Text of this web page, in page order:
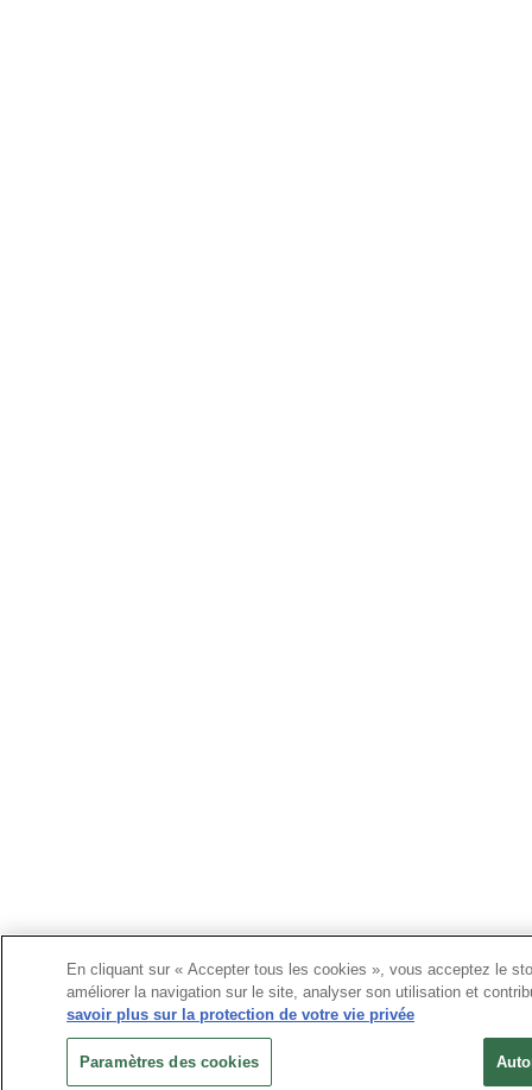
En cliquant sur « Accepter tous les cookies », vous acceptez le
améliorer la navigation sur le site, analyser son utilisation et
savoir plus sur la protection de votre vie privée
Paramètres des cookies